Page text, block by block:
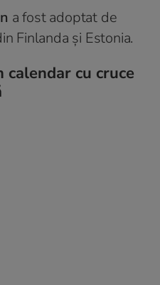
a fost adoptat de
Finlanda și Estonia.
cu cruce